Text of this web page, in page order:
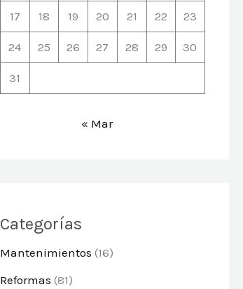
17 18 19 20 21 22 23
24 25 26 27 28 29 30
31
« Mar
Categorías
Mantenimientos (16)
Reformas (81)